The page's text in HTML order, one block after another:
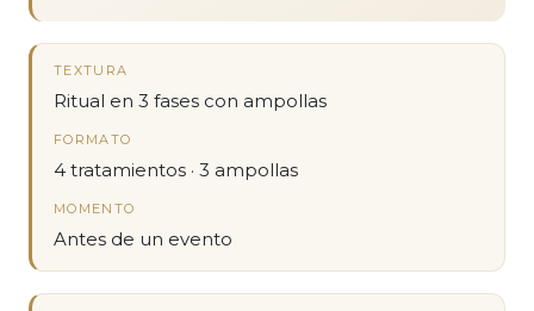
TEXTURA
Ritual en 3 fases con ampollas
FORMATO
4 tratamientos · 3 ampollas
MOMENTO
Antes de un evento